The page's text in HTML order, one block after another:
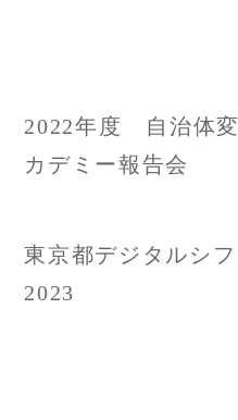
稿
ビ
2022年度 自治体
カデミー報告会
東京都デジタルシ
2023